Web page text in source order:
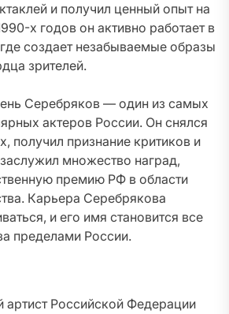
и получил ценный опыт на
х годов он активно работает в
создает незабываемые образы
зрителей.
Серебряков — один из самых
актеров России. Он снялся
получил признание критиков и
множество наград,
премию РФ в области
Карьера Серебрякова
и его имя становится все
пределами России.
артист Российской Федерации